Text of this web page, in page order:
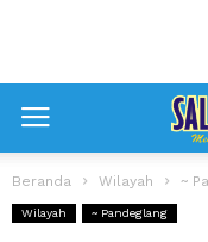
Beranda Wilayah ~
Wilayah ~ Pandeglang